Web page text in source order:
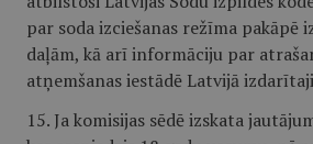
par soda izciešanas režīma pakāpē
daļām, kā arī informāciju par
atņemšanas iestādē Latvijā
15. Ja komisijas sēdē izskata